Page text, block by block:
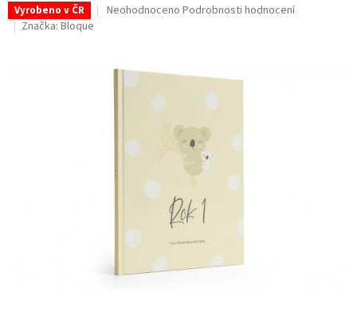
Vyrobeno v ČR
Průměrné
0,0
hvězdiček.
Neohodnoceno Podrobnosti hodnocení
Značka: Bloque